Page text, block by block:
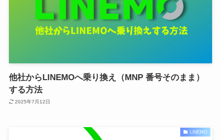
他社からLINEMOへ乗り換え（MNP 番号そのまま）
する方法
2025年7月12日
LINEMO